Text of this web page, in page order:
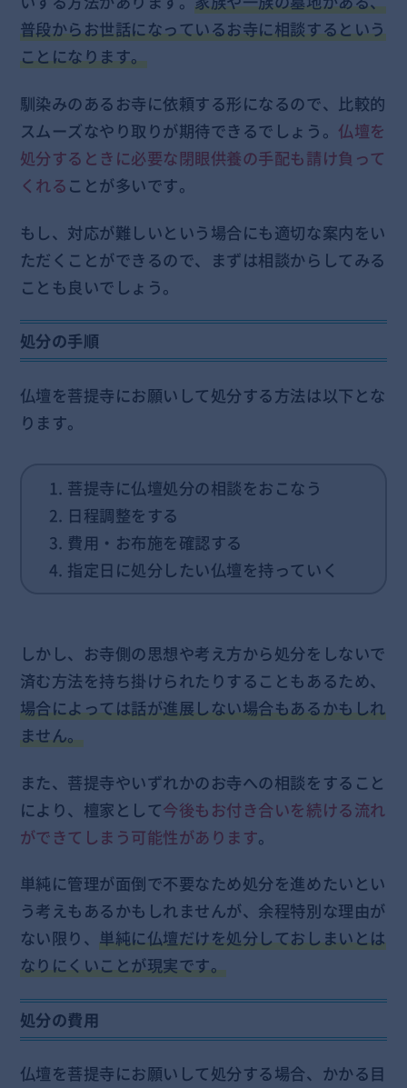
普段からお世話になっているお寺に相談するという
ことになります。
馴染みのあるお寺に依頼する形になるので、比較的
スムーズなやり取りが期待できるでしょう。 仏壇を
処分するときに必要な閉眼供養の手配も請け負って
くれることが多いです。
もし、対応が難しいという場合にも適切な案内をい
ただくことができるので、まずは相談からしてみる
ことも良いでしょう。
処分の手順
仏壇を菩提寺にお願いして処分する方法は以下とな
ります。
1. 菩提寺に仏壇処分の相談をおこなう
2. 日程調整をする
3. 費用・お布施を確認する
4. 指定日に処分したい仏壇を持っていく
しかし、お寺側の思想や考え方から処分をしないで
済む方法を持ち掛けられたりすることもあるため、
場合によっては話が進展しない場合もあるかもしれ
ません。
また、菩提寺やいずれかのお寺への相談をすること
により、檀家として今後もお付き合いを続ける流れ
ができてしまう可能性があります。
単純に管理が面倒で不要なため処分を進めたいとい
う考えもあるかもしれませんが、余程特別な理由が
ない限り、単純に仏壇だけを処分しておしまいとは
なりにくいことが現実です。
処分の費用
仏壇を菩提寺にお願いして処分する場合、かかる目